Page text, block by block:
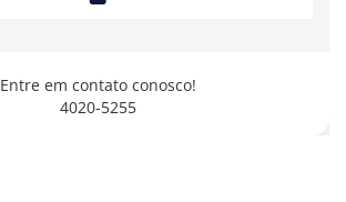
Entre em contato conosco!
4020-5255